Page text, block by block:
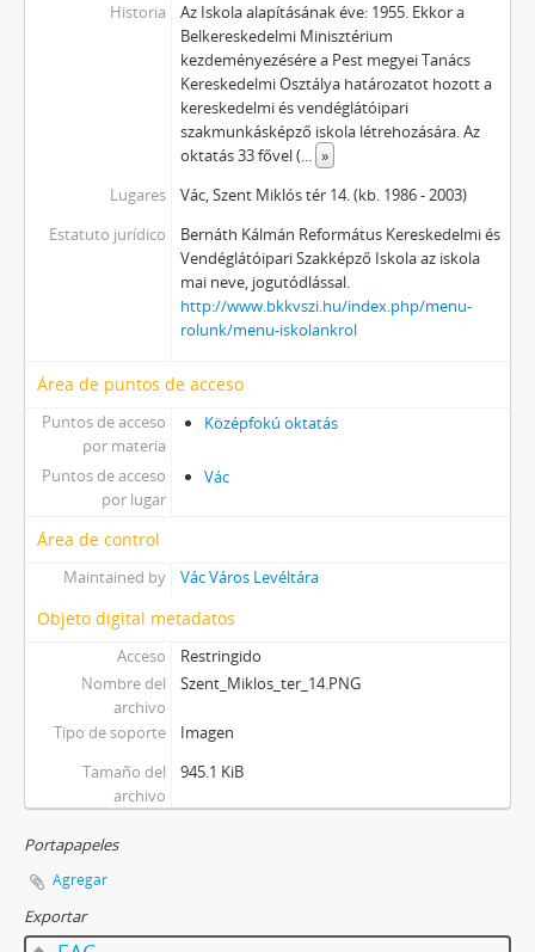
Historia
Az Iskola alapításának éve: 1955. Ekkor a
Belkereskedelmi Minisztérium
kezdeményezésére a Pest megyei Tanács
Kereskedelmi Osztálya határozatot hozott a
kereskedelmi és vendéglátóipari
szakmunkásképző iskola létrehozására. Az
oktatás 33 fővel (... »
Lugares
Vác, Szent Miklós tér 14. (kb. 1986 - 2003)
Estatuto jurídico
Bernáth Kálmán Református Kereskedelmi és
Vendéglátóipari Szakképző Iskola az iskola
mai neve, jogutódlással.
http://www.bkkvszi.hu/index.php/menu-
rolunk/menu-iskolankrol
Área de puntos de acceso
Puntos de acceso
por materia
Középfokú oktatás
Puntos de acceso
por lugar
Vác
Área de control
Maintained by Vác Város Levéltára
Objeto digital metadatos
Acceso
Restringido
Nombre del
archivo
Szent_Miklos_ter_14.PNG
Tipo de soporte
Imagen
Tamaño del
archivo
945.1 KiB
Portapapeles
Agregar
Exportar